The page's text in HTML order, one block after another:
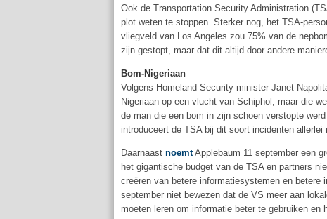
Ook de Transportation Security Administration
plot weten te stoppen. Sterker nog, het TSA-
vliegveld van Los Angeles zou 75% van de
zijn gestopt, maar dat dit altijd door andere
Bom-Nigeriaan
Volgens Homeland Security minister Janet
Nigeriaan op een vlucht van Schiphol, maar die
de man die een bom in zijn schoen verstopte
introduceert de TSA bij dit soort incidenten
Daarnaast noemtApplebaum 11 september een
het gigantische budget van de TSA en partners
creëren van betere informatiesystemen en betere
september niet bewezen dat de VS meer aan
moeten leren om informatie beter te gebruiken